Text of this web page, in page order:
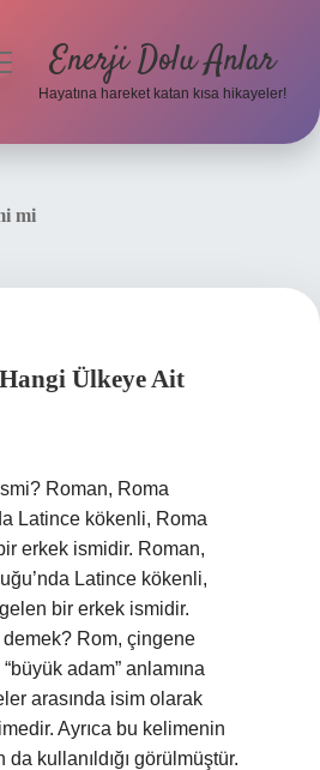
Enerji Dolu Anlar
Hayatına hareket katan kısa hikayeler!
mi
Ülkeye Ait
Roman, Roma
Latince kökenli, Roma
erkek ismidir. Roman,
Latince kökenli,
bir erkek ismidir.
Rom, çingene
adam” anlamına
arasında isim olarak
Ayrıca bu kelimenin
kullanıldığı görülmüştür.